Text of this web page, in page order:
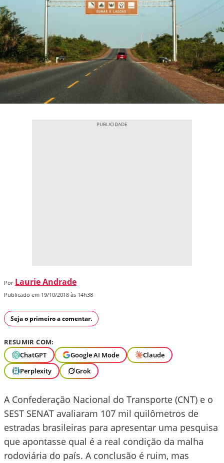
Por Laurie Andrade
Publicado em 19/10/2018 às 14h38
Seja o primeiro a comentar.
RESUMIR COM:
ChatGPT
Google AI Mode
Claude
Perplexity
Grok
A Confederação Nacional do Transporte (CNT) e o
SEST SENAT avaliaram 107 mil quilômetros de
estradas brasileiras para apresentar uma pesquisa
que apontasse qual é a real condição da malha
rodoviária do país. A conclusão é ruim, mas